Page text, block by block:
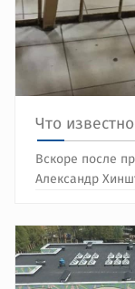
Что
Вскоре после
Александр